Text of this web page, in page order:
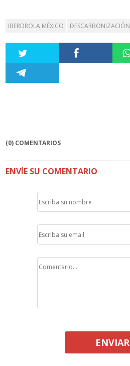
IBERDROLA MÉXICO DESCARBONIZACIÓN
(0) COMENTARIOS
ENVÍE SU COMENTARIO
ENVIAR